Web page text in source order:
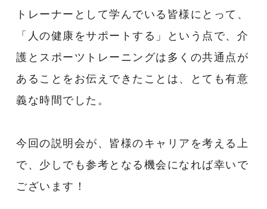
トレーナーとして学んでいる皆様にとって、
「人の健康をサポートする」という点で、介
護とスポーツトレーニングは多くの共通点が
あることをお伝えできたことは、とても有意
義な時間でした。
今回の説明会が、皆様のキャリアを考える上
で、少しでも参考となる機会になれば幸いで
ございます！